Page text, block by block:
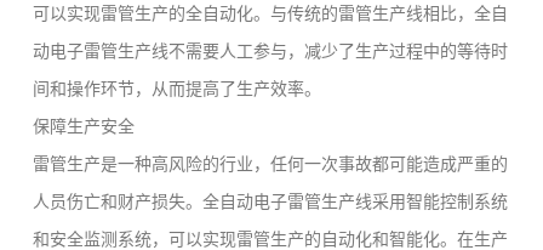
可以实现雷管生产的全自动化。与传统的雷管生产线相比，全自
动电子雷管生产线不需要人工参与，减少了生产过程中的等待时
间和操作环节，从而提高了生产效率。
保障生产安全
雷管生产是一种高风险的行业，任何一次事故都可能造成严重的
人员伤亡和财产损失。全自动电子雷管生产线采用智能控制系统
和安全监测系统，可以实现雷管生产的自动化和智能化。在生产